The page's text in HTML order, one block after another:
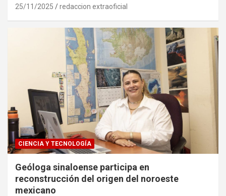
25/11/2025 redaccion extraoficial
CIENCIA Y TECNOLOGÍA
Geóloga sinaloense participa en
reconstrucción del origen del noroeste
mexicano